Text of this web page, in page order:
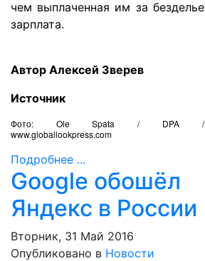
чем выплаченная им за безделье
зарплата.
Автор Алексей Зверев
Источник
Фото: Ole Spata / DPA /
www.globallookpress.com
Подробнее ...
Google обошёл
Яндекс в России
Вторник, 31 Май 2016
Опубликовано в Новости